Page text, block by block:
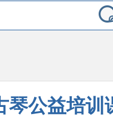
琴公益培训